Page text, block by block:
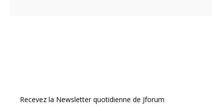
Recevez la Newsletter quotidienne de Jforum